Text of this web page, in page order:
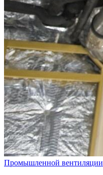
Промышленной вентиляции